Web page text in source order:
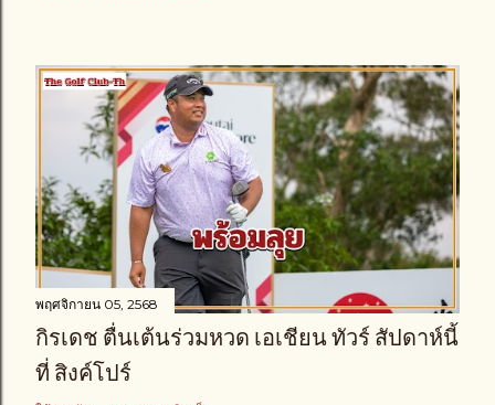
พฤศจิกายน 05, 2568
กิรเดช ตื่นเต้นร่วมหวด เอเชียน ทัวร์ สัปดาห์นี้
ที่ สิงค์โปร์